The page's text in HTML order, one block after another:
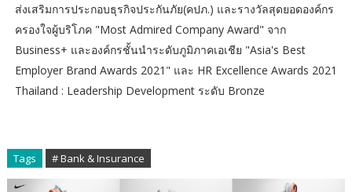
ส่งเสริมการประกอบธุรกิจประกันภัย(คปภ.) และรางวัลสุดยอดองค์กร
ครองใจผู้บริโภค "Most Admired Company Award" จาก
Business+ และองค์กรชั้นนำระดับภูมิภาคเอเชีย "Asia's Best
Employer Brand Awards 2021" และ HR Excellence Awards 2021
Thailand : Leadership Development ระดับ Bronze
Tags # Bank & Insurance